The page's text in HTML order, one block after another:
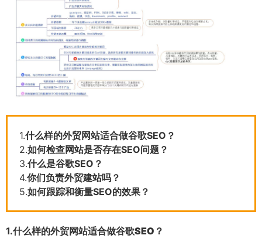
1.什么样的外贸网站适合做谷歌SEO？
2.如何检查网站是否存在SEO问题？
3.什么是谷歌SEO？
4.你们负责外贸建站吗？
5.如何跟踪和衡量SEO的效果？
1.什么样的外贸网站适合做谷歌SEO？